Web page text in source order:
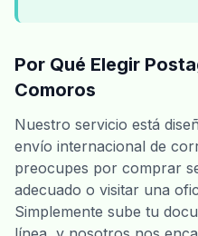
Por Qué Elegir
Comoros
Nuestro servicio está
envío internacional de
preocupes por comprar
adecuado o visitar una
Simplemente sube tu